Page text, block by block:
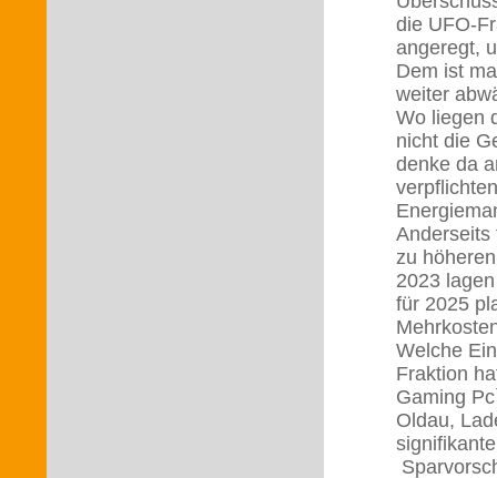
die UFO-
angeregt,
Dem ist
weiter
Wo liegen
nicht die
denke da
Anderseits
zu
2023
für 2025
Welche
Fraktion
Gaming
Oldau,